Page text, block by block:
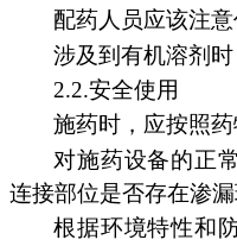
配药人员应该注
涉及到有机溶剂
2.2.安全使用
施药时，应按照药
对施药设备的正
连接部位是否存在渗漏
根据环境特性和